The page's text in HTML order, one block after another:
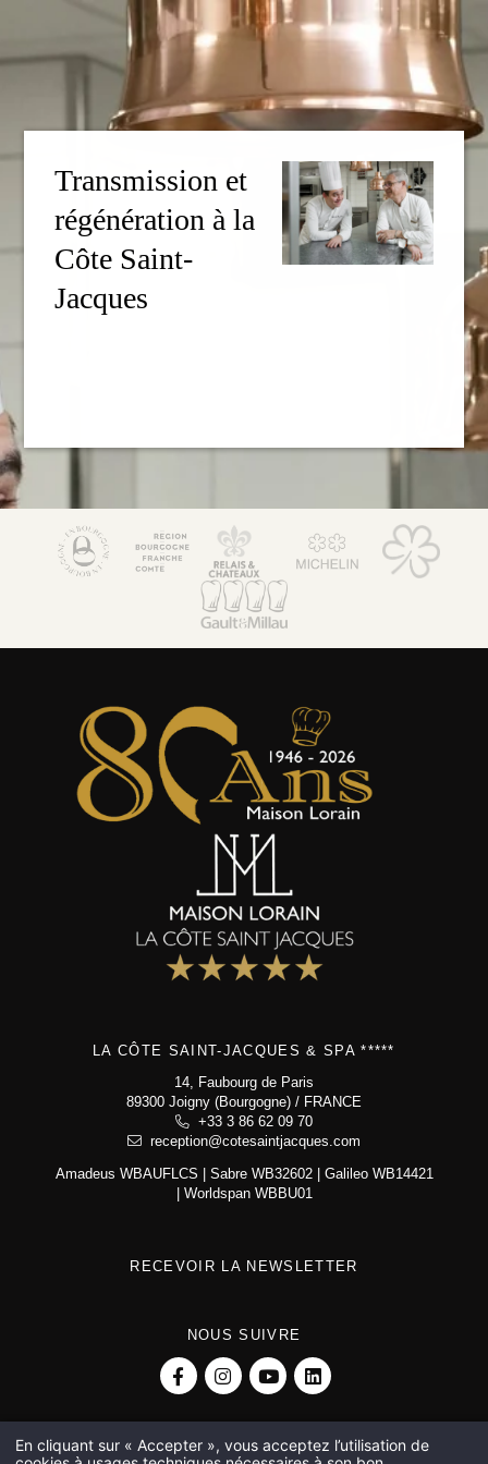
Transmission et
régénération à la
Côte Saint-
Jacques
LA CÔTE SAINT-JACQUES & SPA *****
14, Faubourg de Paris
89300 Joigny (Bourgogne) / FRANCE
+33 3 86 62 09 70
reception@cotesaintjacques.com
Amadeus WBAUFLCS | Sabre WB32602 | Galileo WB14421
| Worldspan WBBU01
RECEVOIR LA NEWSLETTER
NOUS SUIVRE
Maison Lorain
Restaurant 2*
Hôtel 5*
Maison de Famille
Séminaires & Evènements
Offres & forfaits
Activités
Actualités
Boutique et coffrets cadeaux
Environnement & Biodiversité
Galerie Photos
Contact & accès
Club Noir & Or
14, Faubourg de Paris
89300 Joigny (Bourgogne)
+33 3 86 62 09 70
reception@cotesaintjacques.com
En cliquant sur « Accepter », vous acceptez l’utilisation de